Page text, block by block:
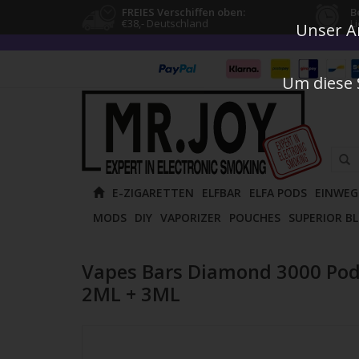
FREIES Verschiffen oben:
€38,- Deutschland
die
Pfeile
und
E-ZIGARETTEN ELFBAR ELFA PODS
MODS DIY VAPORIZER POUCHES SUPERIOR
Vapes Bars Diamond 3000
2ML + 3ML
Unser
Um diese